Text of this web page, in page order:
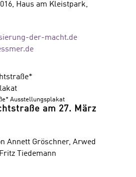
Haus am Kleistpark,
der-macht.de
Ausstellungsplakat
am 27. März
Annett Gröschner, Arwed
Tiedemann